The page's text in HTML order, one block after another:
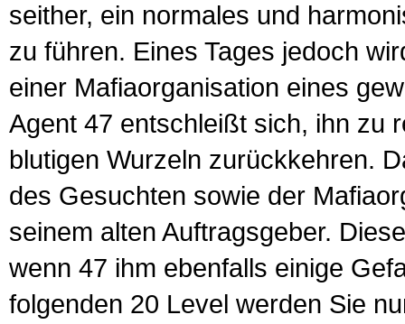
seither, ein normales und
zu führen. Eines Tages jedoch
einer Mafiaorganisation eines
Agent 47 entschleißt sich, ihn zu
blutigen Wurzeln zurückkehren.
des Gesuchten sowie der
seinem alten Auftragsgeber.
wenn 47 ihm ebenfalls einige
folgenden 20 Level werden Sie